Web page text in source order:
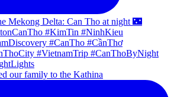
our family to the Kathina